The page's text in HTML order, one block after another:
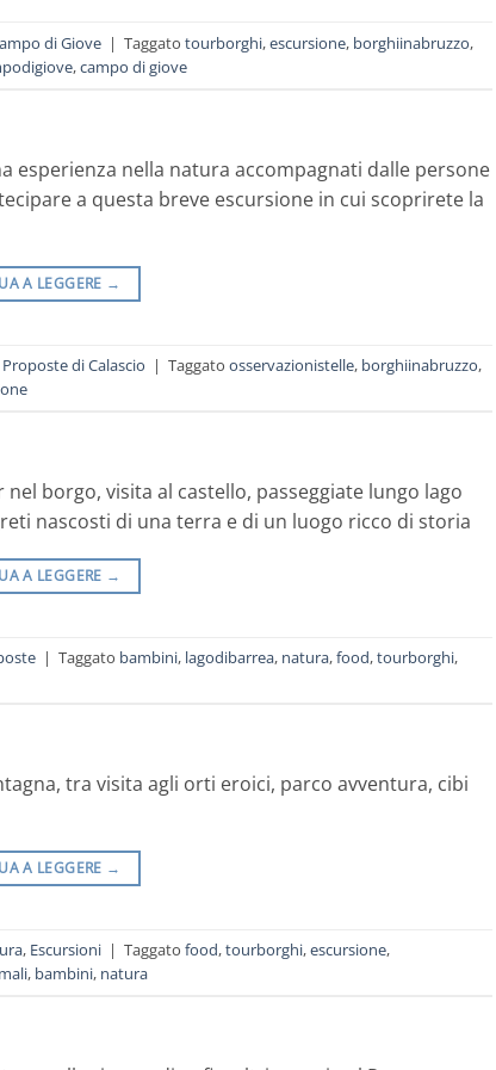
di Giove | Taggato tourborghi,escursione, borghiinabruzzo,
,campo di giove
esperienza nella natura accompagnati dalle persone
a questa breve escursione in cui scoprirete la
A LEGGERE →
Proposte di Calascio | Taggato osservazionistelle, borghiinabruzzo,
borgo, visita al castello, passeggiate lungo lago
nascosti di una terra e di un luogo ricco di storia
A LEGGERE →
| Taggato bambini, lagodibarrea, natura,food,tourborghi,
tra visita agli orti eroici, parco avventura, cibi
A LEGGERE →
, Escursioni | Taggato food,tourborghi,escursione,
, bambini, natura